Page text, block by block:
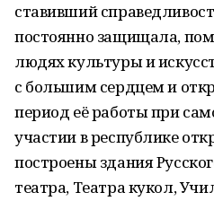
ставивший
постоянно защищала,
людях культуры и
с большим сердцем и
период её работы при
участии в республике
построены здания
театра, Театра кукол,